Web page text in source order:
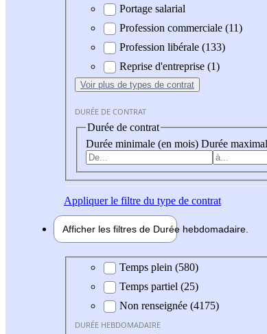
Portage salarial
Profession commerciale (11)
Profession libérale (133)
Reprise d'entreprise (1)
Voir plus de types de contrat
DURÉE DE CONTRAT
Durée de contrat
Durée minimale (en mois) Durée
Appliquerle filtre du type de contrat
Afficher les filtres de Durée hebdomadaire
Durée hebdomadaire
Temps plein (580)
Temps partiel (25)
Non renseignée (4175)
DURÉE HEBDOMADAIRE